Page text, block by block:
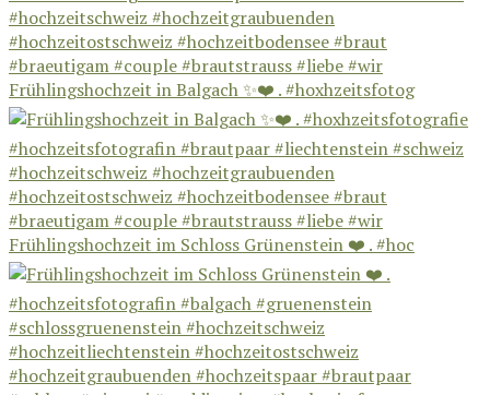
Frühlingshochzeit in Balgach ✨❤️ . #hoxhzeitsfotog
Frühlingshochzeit im Schloss Grünenstein ❤️ . #hoc